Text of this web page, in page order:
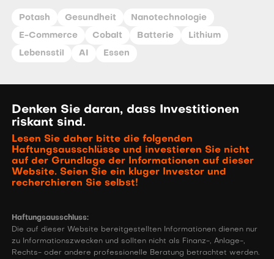
Potash Gesundheit Nanotechnologie
E-Commerce Cobalt Batterie Lithium
Lebensstil AI Essen
Denken Sie daran, dass Investitionen
riskant sind.
Lesen Sie daher bitte die folgenden
Haftungsausschlüsse und investieren Sie nicht
auf der Grundlage der Informationen auf dieser
Website. Seien Sie ein kluger Investor und
recherchieren Sie selbst!
Haftungsausschluss:
Die auf dieser Website bereitgestellten Informationen dienen nur
zu Informationszwecken und sollten nicht als Finanz-, Anlage-,
Rechts- oder andere professionelle Beratung betrachtet werden.